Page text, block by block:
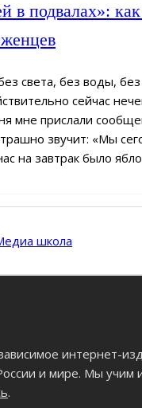
в подвалах»:
света, без воды, без
сейчас
мне прислали
звучит: «Мы
на завтрак было
интернет-
и мире. Мы учим
.